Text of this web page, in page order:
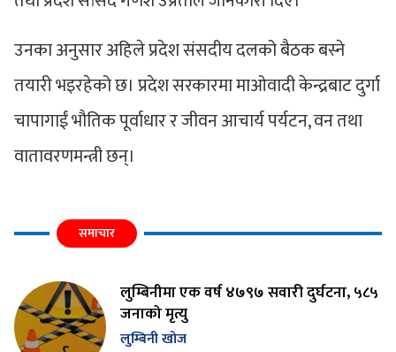
उनका अनुसार अहिले प्रदेश संसदीय दलको बैठक बस्ने
तयारी भइरहेको छ। प्रदेश सरकारमा माओवादी केन्द्रबाट दुर्गा
चापागाईं भौतिक पूर्वाधार र जीवन आचार्य पर्यटन, वन तथा
वातावरणमन्त्री छन्।
समाचार
लुम्बिनीमा एक वर्ष ४७९७ सवारी दुर्घटना, ५८५
जनाको मृत्यु
लुम्बिनी खोज